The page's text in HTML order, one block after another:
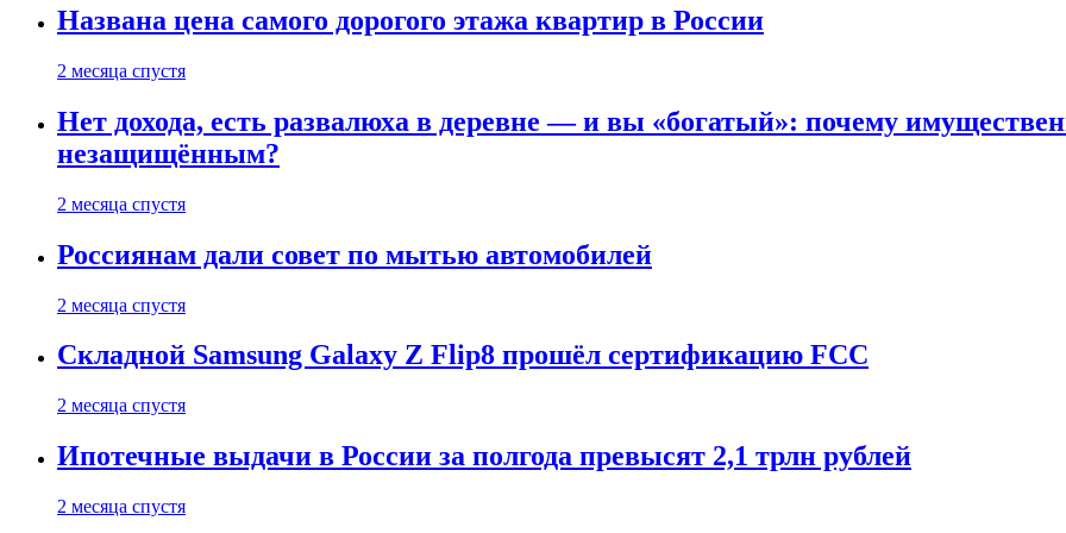
Названа цена самого дорогого этажа квартир в России
2 месяца спустя
Нет дохода, есть развалюха в деревне — и вы «богатый»: почему
незащищённым?
2 месяца спустя
Россиянам дали совет по мытью автомобилей
2 месяца спустя
Складной Samsung Galaxy Z Flip8 прошёл сертификацию FCC
2 месяца спустя
Ипотечные выдачи в России за полгода превысят 2,1 трлн рублей
2 месяца спустя